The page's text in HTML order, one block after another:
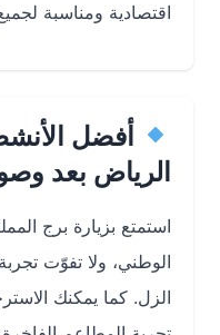
اقتصادية ومناسبة لجميع
أفضل الأنشطة
الرياض بعد وصولك
استمتع بزيارةبرج المملكة،
الوطني، ولا تفوّت تجربة
. كما يمكنك الاسترخاء